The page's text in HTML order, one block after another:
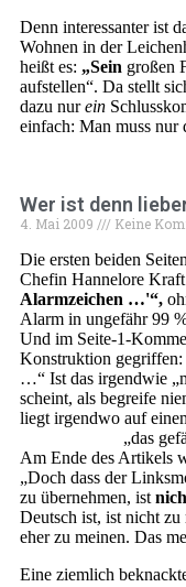
Denn interessanter ist
Wohnen in der
heißt es: „Sein großen
aufstellen“. Da stellt
dazu nurein
einfach: Man muss nur
Wer ist denn
4. Mai 2009 Keine
Die ersten beiden
Chefin Hannelore
Alarmzeichen …'“,
Alarm in ungefähr 99
Und im Seite-1-
Konstruktion gegriffen:
…“ Ist das irgendwie
scheint, als begreife
liegt irgendwo auf
„das
Am Ende des Artikels
„Doch dass der
zu übernehmen, ist
Deutsch ist, ist nicht zu
eher zu meinen. Das
Eine ziemlich